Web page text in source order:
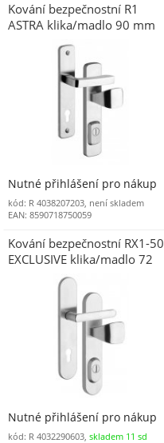
Kování bezpečnostní R1
ASTRA klika/madlo 90 mm
vložka nerez mat 7200 s
Nutné přihlášení pro nákup
kód: R 4038207203, není skladem
EAN: 8590718750059
Kování bezpečnostní RX1-50
EXCLUSIVE klika/madlo 72
mm BT3 chrom nerez 0100 s
posuvným čepem
Nutné přihlášení pro nákup
kód: R 4032290603, skladem 11 sd